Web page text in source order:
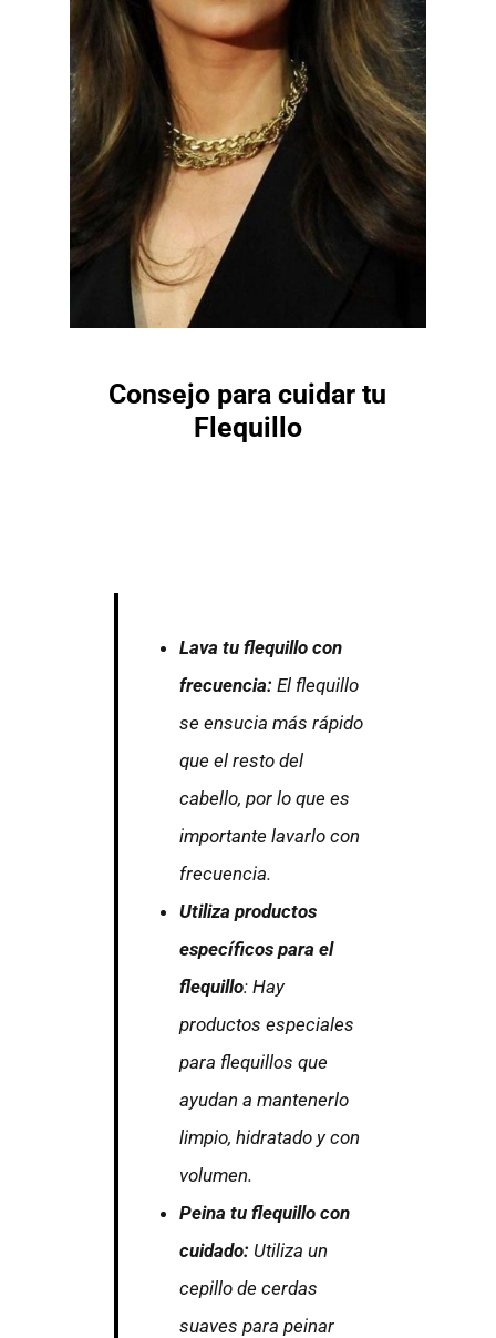
Consejo para cuidar tu
Flequillo
Lava tu flequillo con
frecuencia: El flequillo
se ensucia más rápido
que el resto del
cabello, por lo que es
importante lavarlo con
frecuencia.
Utiliza productos
específicos para el
flequillo: Hay
productos especiales
para flequillos que
ayudan a mantenerlo
limpio, hidratado y con
volumen.
Peina tu flequillo con
cuidado: Utiliza un
cepillo de cerdas
suaves para peinar